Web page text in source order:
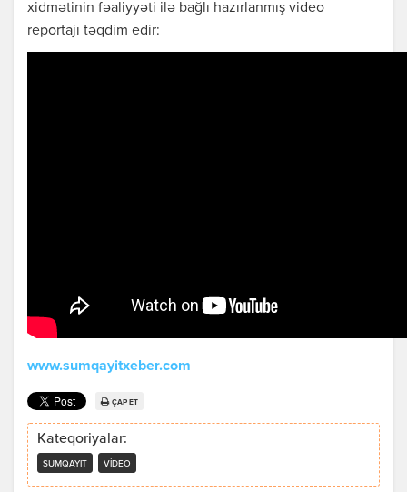
xidmətinin fəaliyyəti ilə bağlı hazırlanmış video
reportajı təqdim edir:
www.sumqayitxeber.com
ÇAP ET
Kateqoriyalar:
SUMQAYIT VIDEO